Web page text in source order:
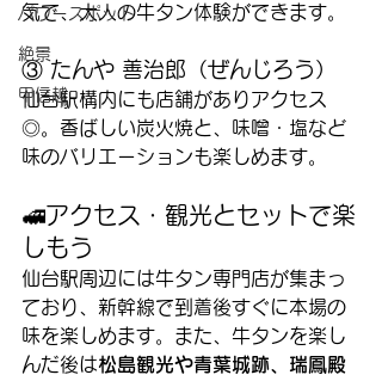
パワースポット
絶景
甲信越
気で、大人の牛タン体験ができます。
③ たんや 善治郎（ぜんじろう）
仙台駅構内にも店舗がありアクセス
◎。香ばしい炭火焼と、味噌・塩など
味のバリエーションも楽しめます。
🚅アクセス・観光とセットで楽
しもう
仙台駅周辺には牛タン専門店が集まっ
ており、新幹線で到着後すぐに本場の
味を楽しめます。また、牛タンを楽し
んだ後は松島観光や青葉城跡、瑞鳳殿